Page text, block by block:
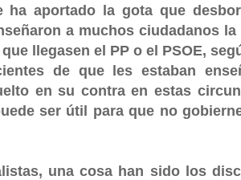
ha aportado la gota que
a muchos ciudadanos
llegasen el PP o el PSOE,
de que les estaban
en su contra en estas
ser útil para que no
una cosa han sido los